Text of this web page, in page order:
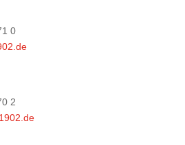
0
2